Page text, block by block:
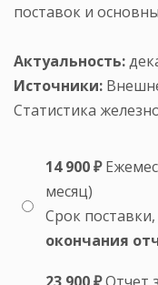
поставок и
Актуальность:
Источники:
Статистика
14 900 ₽
месяц)
Срок поставки,
окончания